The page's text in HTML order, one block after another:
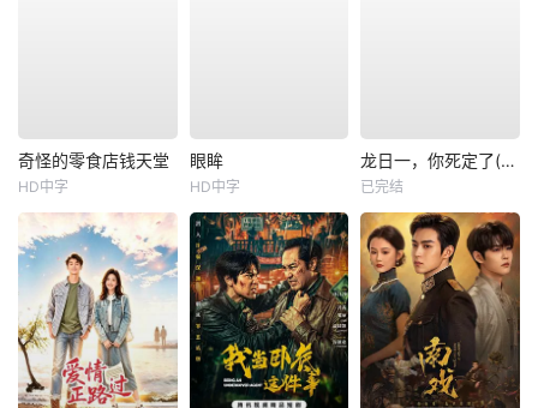
奇怪的零食店钱天堂
HD中字
眼眸
HD中字
龙日一，你死定了(短剧)
已完结